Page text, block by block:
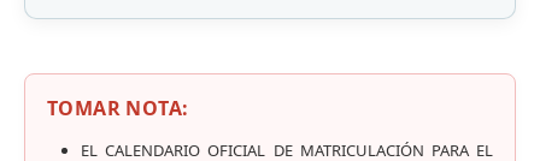
TOMAR NOTA:
EL CALENDARIO OFICIAL DE MATRICULACIÓN PARA EL